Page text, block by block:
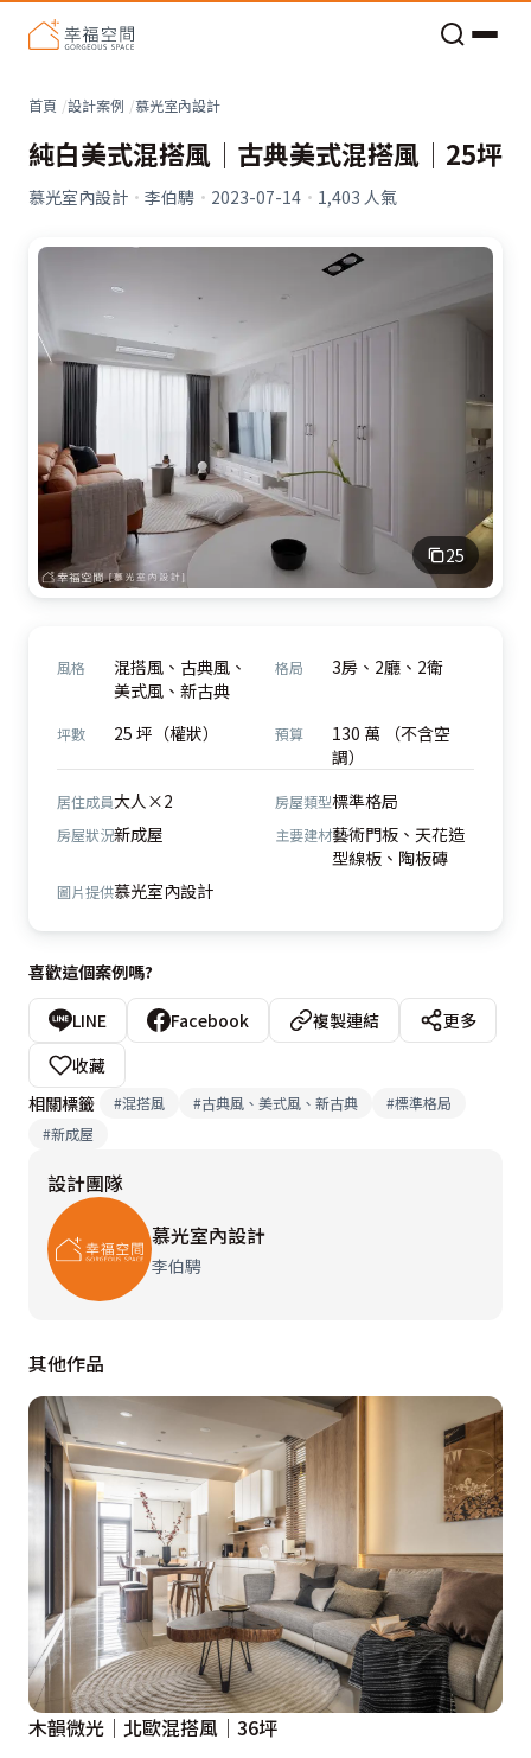
首頁 設計案例 慕光室內設計
純白美式混搭風│古典美式混搭風│25坪
慕光室內設計 · 李伯騁 · 2023-07-14 · 1,403 人氣
25
風格
混搭風、古典風、
美式風、新古典
格局 3房、2廳、2衛
坪數 25 坪（權狀） 預算
130 萬 （不含空
調）
居住成員大人×2 房屋類型標準格局
房屋狀況新成屋 主要建材藝術門板、天花造
型線板、陶板磚
圖片提供慕光室內設計
喜歡這個案例嗎?
LINE Facebook 複製連結
更多
收藏
相關標籤
#混搭風 #古典風、美式風、新古典 #標準格局
#新成屋
設計團隊
慕光室內設計
李伯騁
其他作品
木韻微光│北歐混搭風│36坪